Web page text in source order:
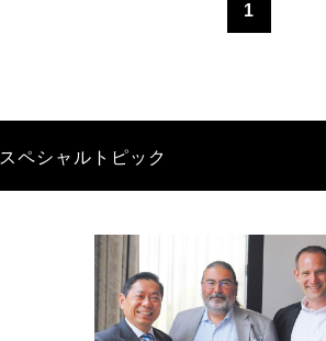
1
スペシャルトピック